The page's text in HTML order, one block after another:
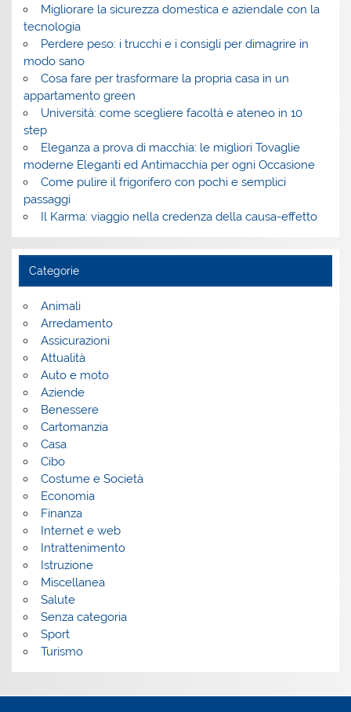
Migliorare la sicurezza domestica e aziendale con la
tecnologia
Perdere peso: i trucchi e i consigli per dimagrire in
modo sano
Cosa fare per trasformare la propria casa in un
appartamento green
Università: come scegliere facoltà e ateneo in 10
step
Eleganza a prova di macchia: le migliori Tovaglie
moderne Eleganti ed Antimacchia per ogni Occasione
Come pulire il frigorifero con pochi e semplici
passaggi
Il Karma: viaggio nella credenza della causa-effetto
Categorie
Animali
Arredamento
Assicurazioni
Attualità
Auto e moto
Aziende
Benessere
Cartomanzia
Casa
Cibo
Costume e Società
Economia
Finanza
Internet e web
Intrattenimento
Istruzione
Miscellanea
Salute
Senza categoria
Sport
Turismo